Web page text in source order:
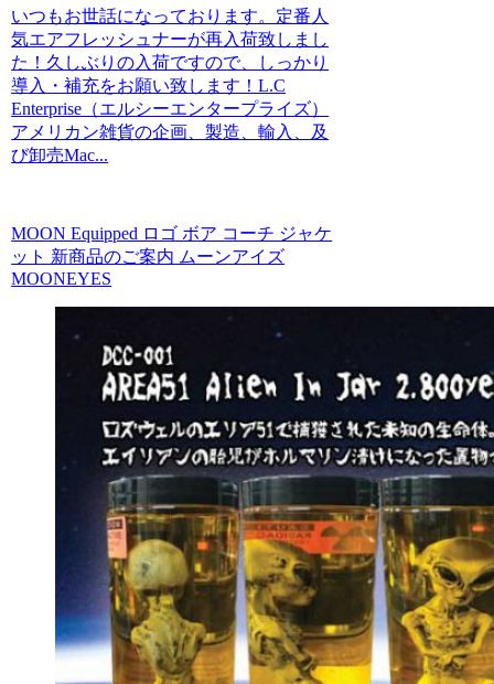
いつもお世話になっております。定番人
気エアフレッシュナーが再入荷致しまし
た！久しぶりの入荷ですので、しっかり
導入・補充をお願い致します！L.C
Enterprise（エルシーエンタープライズ）
アメリカン雑貨の企画、製造、輸入、及
び卸売Mac...
MOON Equipped ロゴ ボア コーチ ジャケ
ット 新商品のご案内 ムーンアイズ
MOONEYES